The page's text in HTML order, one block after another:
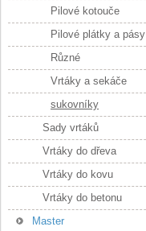
Pilové kotouče
Pilové plátky a pásy
Různé
Vrtáky a sekáče
sukovníky
Sady vrtáků
Vrtáky do dřeva
Vrtáky do kovu
Vrtáky do betonu
Master